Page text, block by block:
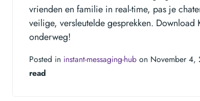
vrienden en familie in real-time, pas je
veilige, versleutelde gesprekken.
onderweg!
Posted in instant-messaging-hub on November 4,
read